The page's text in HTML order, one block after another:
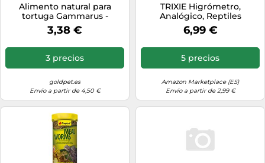
Alimento natural para
tortuga Gammarus -
Tropical - Cantidad: 100 ml
3,38 €
3 precios
goldpet.es
Envío a partir de 4,50 €
TRIXIE Higrómetro,
Analógico, Reptiles
6,99 €
5 precios
Amazon Marketplace (ES)
Envío a partir de 2,99 €